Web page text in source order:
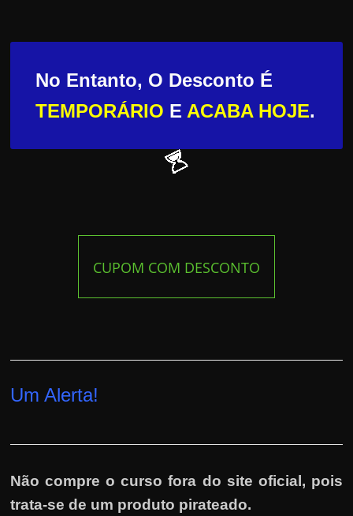
No Entanto, O Desconto É
TEMPORÁRIO E ACABA HOJE.
CUPOM COM DESCONTO
Um Alerta!
Não compre o curso fora do site oficial, pois
trata-se de um produto pirateado.